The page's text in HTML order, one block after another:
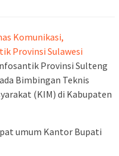
Komunikasi,
Provinsi Sulawesi
Provinsi Sulteng
Bimbingan Teknis
(KIM) di Kabupaten
umum Kantor Bupati